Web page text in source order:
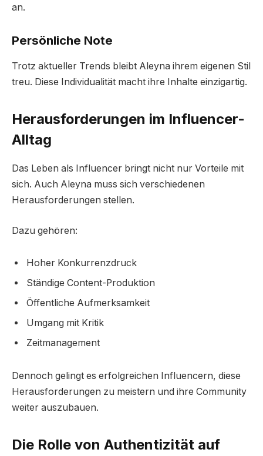
an.
Persönliche Note
Trotz aktueller Trends bleibt Aleyna ihrem eigenen Stil
treu. Diese Individualität macht ihre Inhalte einzigartig.
Herausforderungen im Influencer-
Alltag
Das Leben als Influencer bringt nicht nur Vorteile mit
sich. Auch Aleyna muss sich verschiedenen
Herausforderungen stellen.
Dazu gehören:
Hoher Konkurrenzdruck
Ständige Content-Produktion
Öffentliche Aufmerksamkeit
Umgang mit Kritik
Zeitmanagement
Dennoch gelingt es erfolgreichen Influencern, diese
Herausforderungen zu meistern und ihre Community
weiter auszubauen.
Die Rolle von Authentizität auf